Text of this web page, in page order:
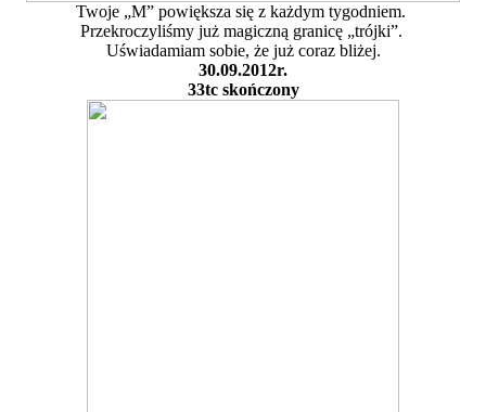
Twoje „M” powiększa się z każdym tygodniem.
Przekroczyliśmy już magiczną granicę „trójki”.
Uświadamiam sobie, że już coraz bliżej.
30.09.2012r.
33tc skończony